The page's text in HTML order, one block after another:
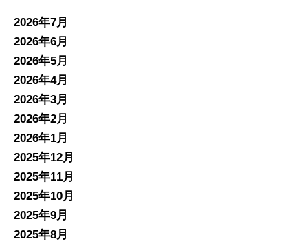
2026年7月
2026年6月
2026年5月
2026年4月
2026年3月
2026年2月
2026年1月
2025年12月
2025年11月
2025年10月
2025年9月
2025年8月